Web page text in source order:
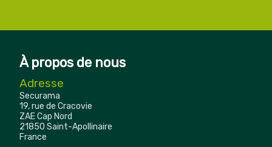
À propos de nous
Adresse
Securama
19, rue de Cracovie
ZAE Cap Nord
21850 Saint-Apollinaire
France